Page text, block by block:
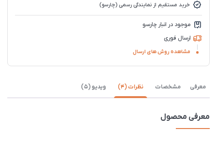
خرید مستقیم از نمایندگی رسمی (چارسو)
موجود در انبار چارسو
ارسال فوری
مشاهده روش های ارسال
معرفی مشخصات نظرات (4) ویدیو (5)
معرفی محصول